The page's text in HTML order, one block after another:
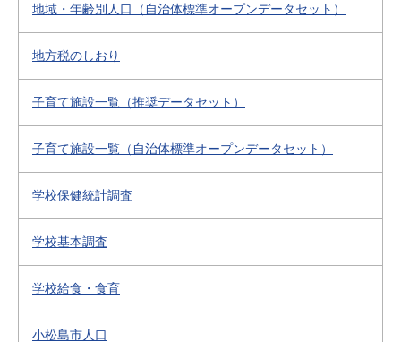
地域・年齢別人口（自治体標準オープンデータセット）
地方税のしおり
子育て施設一覧（推奨データセット）
子育て施設一覧（自治体標準オープンデータセット）
学校保健統計調査
学校基本調査
学校給食・食育
小松島市人口